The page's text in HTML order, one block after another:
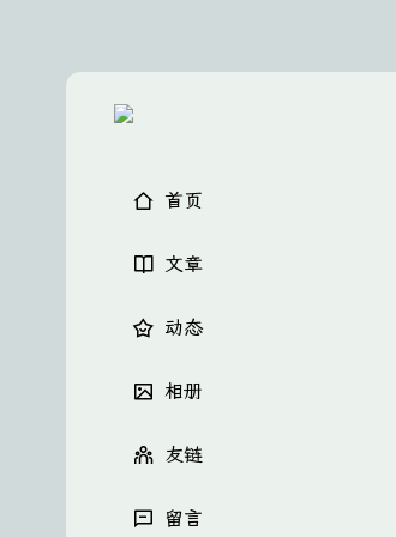
首页
文章
动态
相册
友链
留言